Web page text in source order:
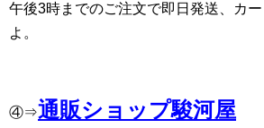
午後3時までのご注文で即日発送、カ
よ。
④⇒通販ショップ駿河屋